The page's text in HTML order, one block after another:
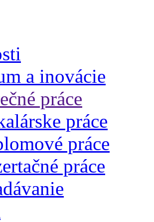
a inovácie
práce
práce
práce
práce